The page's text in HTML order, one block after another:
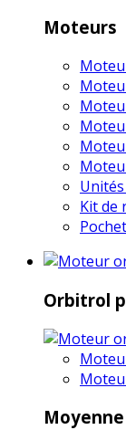
Moteurs
Kit de
Orbitrol